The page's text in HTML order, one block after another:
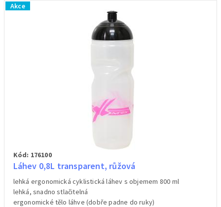
Akce
Kód: 176100
Láhev 0,8L transparent, růžová
lehká ergonomická cyklistická láhev s objemem 800 ml
lehká, snadno stlačitelná
ergonomické tělo láhve (dobře padne do ruky)